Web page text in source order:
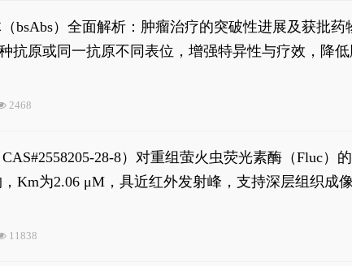
bsAbs）全面解析：肿瘤治疗的突破性进展及获批药
抗原或同一抗原不同表位，增强特异性与疗效，降
2468
28-8）对重组萤火虫荧光素酶（Fluc
而实现活体动物模型中极低给药剂量下的高灵敏度
Km为2.06 μM，具近红外发射峰，支持深层组织
11838